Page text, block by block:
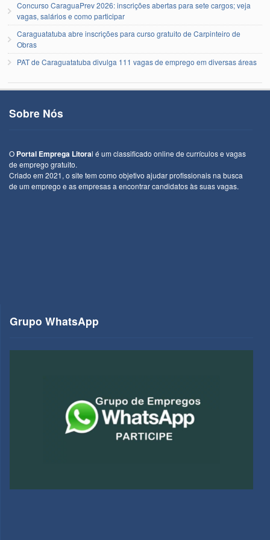
Concurso CaraguaPrev 2026: inscrições abertas para sete cargos; veja
vagas, salários e como participar
Caraguatatuba abre inscrições para curso gratuito de Carpinteiro de
Obras
PAT de Caraguatatuba divulga 111 vagas de emprego em diversas áreas
Sobre Nós
O Portal Emprega Litoral é um classificado online de currículos e vagas
de emprego gratuito.
Criado em 2021, o site tem como objetivo ajudar profissionais na busca
de um emprego e as empresas a encontrar candidatos às suas vagas.
Grupo WhatsApp